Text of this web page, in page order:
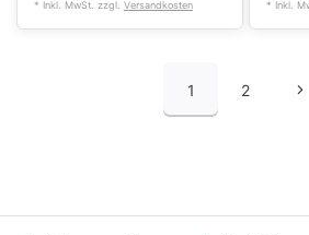
* Inkl. MwSt. zzgl. Versandkosten * Inkl.
1 2